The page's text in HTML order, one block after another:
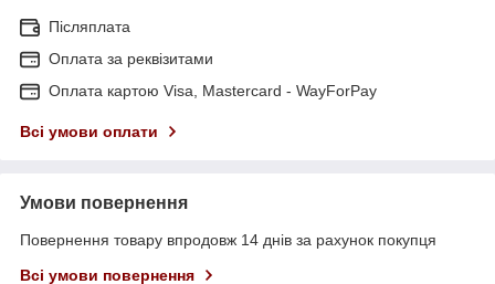
Післяплата
Оплата за реквізитами
Оплата картою Visa, Mastercard - WayForPay
Всі умови оплати
Умови повернення
Повернення товару впродовж 14 днів за рахунок покупця
Всі умови повернення